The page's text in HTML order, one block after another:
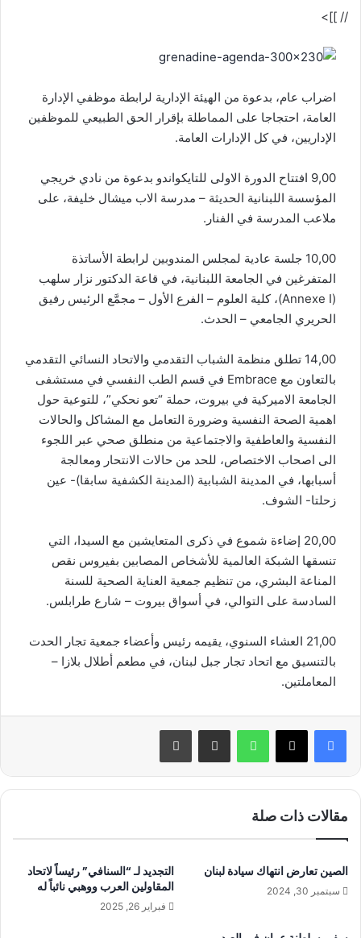
// ]]>
اضراب عام، بدعوة من الهيئة الإدارية لرابطة موظفي الإدارة
العامة، احتجاجا على المماطلة بإقرار الحق الطبيعي للموظفين
الإداريين، في كل الإدارات العامة.
9,00 افتتاح الدورة الاولى للتايكواندو بدعوة من نادي خريجي
المؤسسة اللبنانية الحديثة – مدرسة الاب ميشال خليفة، على
ملاعب المدرسة في الفنار.
10,00 جلسة عادية لمجلس المندوبين لرابطة الأساتذة
المتفرغين في الجامعة اللبنانية، في قاعة الدكتور نزار سلهب
(Annexe I)، كلية العلوم – الفرع الأول – مجمَّع الرئيس رفيق
الحريري الجامعي – الحدث.
14,00 تطلق منظمة الشباب التقدمي والاتحاد النسائي التقدمي
بالتعاون مع Embrace في قسم الطب النفسي في مستشفى
الجامعة الاميركية في بيروت، حملة “تعو نحكي”، للتوعية حول
اهمية الصحة النفسية وضرورة التعامل مع المشاكل والحالات
النفسية والعاطفية والاجتماعية من منطلق صحي عبر اللجوء
الى اصحاب الاختصاص، للحد من حالات الانتحار ومعالجة
أسبابها، في المدينة الشبابية (المدينة الكشفية سابقا)- عين
زحلتا- الشوف.
20,00 إضاءة شموع في ذكرى المتعايشين مع السيدا، التي
تنسقها الشبكة العالمية للأشخاص المصابين بفيروس نقص
المناعة البشري، من تنظيم جمعية العناية الصحية للسنة
السادسة على التوالي، في أسواق بيروت – شارع طرابلس.
21,00 العشاء السنوي، يقيمه رئيس وأعضاء جمعية تجار الحدت
بالتنسيق مع اتحاد تجار جبل لبنان، في مطعم أطلال بلازا –
المعاملتين.
واتساب
مقالات ذات صلة
الصين تعارض انتهاك سيادة لبنان
سبتمبر 30, 2024
التجديد لـ “السنافي” رئيساً لاتحاد
المقاولين العرب ووهبي نائباً له
فبراير 26, 2025